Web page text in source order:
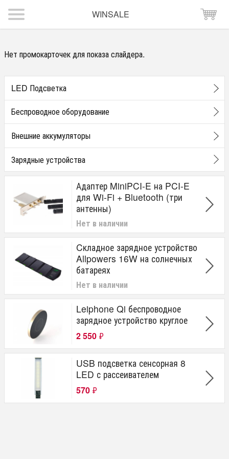
WINSALE
Нет промокарточек для показа слайдера.
LED Подсветка
Беспроводное оборудование
Внешние аккумуляторы
Зарядные устройства
Адаптер MiniPCI-E на PCI-E
для Wi-Fi + Bluetooth (три
антенны)
Нет в наличии
Cкладное зарядное устройство
Allpowers 16W на солнечных
батареях
Нет в наличии
Leiphone Qi беспроводное
зарядное устройство круглое
2 550 ₽
USB подсветка сенсорная 8
LED с рассеивателем
570 ₽